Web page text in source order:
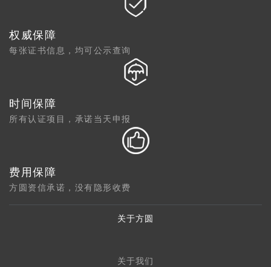
权威保障
每张证书信息，均可公示查询
时间保障
所有认证项目，承诺当天申报
费用保障
方圆资信承诺，没有隐形收费
关于方圆
关于我们